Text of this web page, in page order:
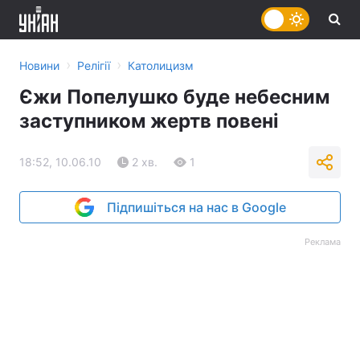
Новини › Релігії › Католицизм
Єжи Попелушко буде небесним
заступником жертв повені
18:52, 10.06.10 2 хв. 1
Підпишіться на нас в Google
Реклама